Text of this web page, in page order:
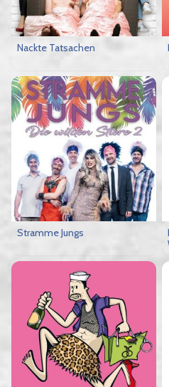
Nackte Tatsachen
Stramme Jungs